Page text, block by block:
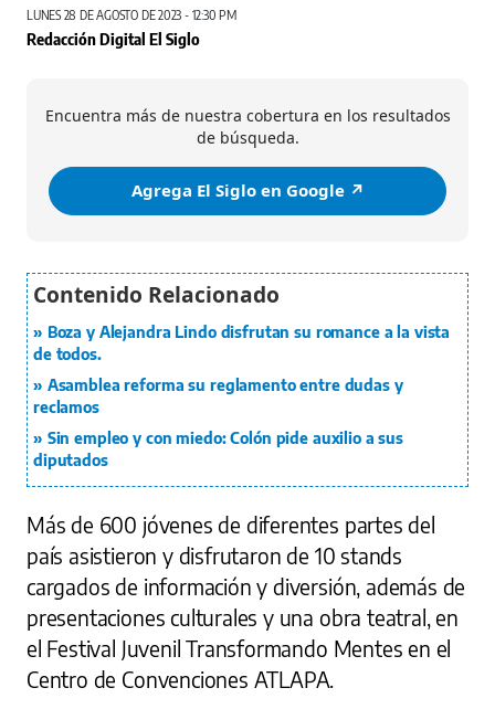
LUNES 28 DE AGOSTO DE 2023 - 12:30 PM
Redacción Digital El Siglo
Encuentra más de nuestra cobertura en los resultados
de búsqueda.
Agrega El Siglo en Google ↗️
Boza y Alejandra Lindo disfrutan su romance a la vista
de todos.
Asamblea reforma su reglamento entre dudas y
reclamos
Sin empleo y con miedo: Colón pide auxilio a sus
diputados
Más de 600 jóvenes de diferentes partes del
país asistieron y disfrutaron de 10 stands
cargados de información y diversión, además de
presentaciones culturales y una obra teatral, en
el Festival Juvenil Transformando Mentes en el
Centro de Convenciones ATLAPA.